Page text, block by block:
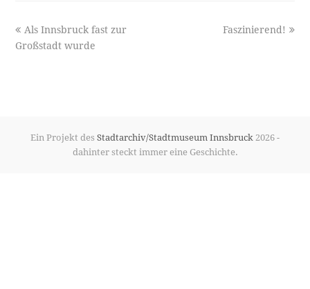
previous
post:
Als Innsbruck fast zur
Großstadt wurde
next
Faszinierend!
Ein Projekt des Stadtarchiv/Stadtmuseum Innsbruck 2026 -
dahinter steckt immer eine Geschichte.